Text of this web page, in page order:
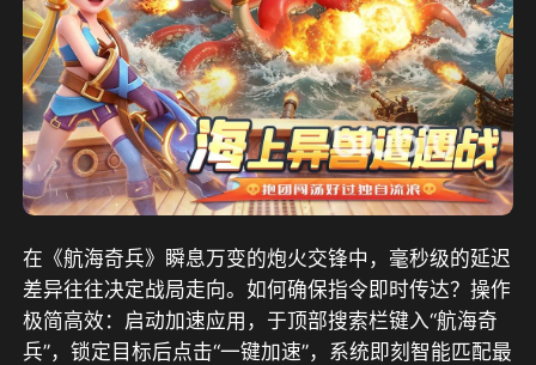
在《航海奇兵》瞬息万变的炮火交锋中，毫秒级的延迟
差异往往决定战局走向。如何确保指令即时传达？操作
极简高效：启动加速应用，于顶部搜索栏键入“航海奇
兵”，锁定目标后点击“一键加速”，系统即刻智能匹配最